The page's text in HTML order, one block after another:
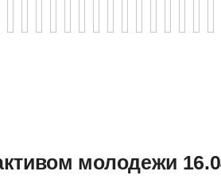
молодежи